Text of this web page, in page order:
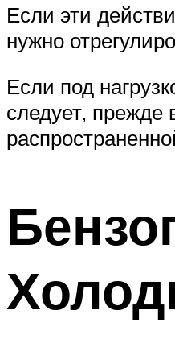
Если эти
нужно
Если под
следует, прежде